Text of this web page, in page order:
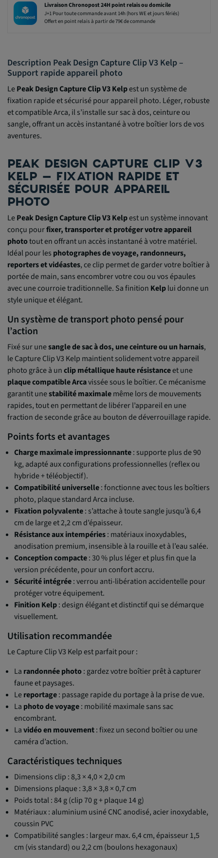
Livraison Chronopost 24H point relais ou domicile
J+1 Pour toute commande avant 14h (hors WE et jours fériés)
Offert en point relais à partir de 79€ de commande
Description Peak Design Capture Clip V3 Kelp –
Support rapide appareil photo
LePeak Design Capture Clip V3 Kelpest un système de
fixation rapide et sécurisé pour appareil photo. Léger, robuste
et compatible Arca, il s’installe sur sac à dos, ceinture ou
sangle, offrant un accès instantané à votre boîtier lors de vos
aventures.
PEAK DESIGN CAPTURE CLIP V3
KELP – FIXATION RAPIDE ET
SÉCURISÉE POUR APPAREIL
PHOTO
LePeak Design Capture Clip V3 Kelpest un système innovant
conçu pourfixer, transporter et protéger votre appareil
phototout en offrant un accès instantané à votre matériel.
Idéal pour les photographes de voyage, randonneurs,
reporters et vidéastes, ce clip permet de garder votre boîtier à
portée de main, sans encombrer votre cou ou vos épaules
avec une courroie traditionnelle. Sa finition Kelplui donne un
style unique et élégant.
Un système de transport photo pensé pour
l’action
Fixé sur unesangle de sac à dos, une ceinture ou un harnais,
le Capture Clip V3 Kelp maintient solidement votre appareil
photo grâce à unclip métallique haute résistanceet une
plaque compatible Arcavissée sous le boîtier. Ce mécanisme
garantit unestabilité maximalemême lors de mouvements
rapides, tout en permettant de libérer l’appareil en une
fraction de seconde grâce au bouton de déverrouillage rapide.
Points forts et avantages
Charge maximale impressionnante: supporte plus de 90
kg, adapté aux configurations professionnelles (reflex ou
hybride + téléobjectif).
Compatibilité universelle: fonctionne avec tous les boîtiers
photo, plaque standard Arca incluse.
Fixation polyvalente: s’attache à toute sangle jusqu’à 6,4
cm de large et 2,2 cm d’épaisseur.
Résistance aux intempéries: matériaux inoxydables,
anodisation premium, insensible à la rouille et à l’eau salée.
Conception compacte: 30 % plus léger et plus fin que la
version précédente, pour un confort accru.
Sécurité intégrée: verrou anti-libération accidentelle pour
protéger votre équipement.
Finition Kelp: design élégant et distinctif qui se démarque
visuellement.
Utilisation recommandée
Le Capture Clip V3 Kelp est parfait pour :
La randonnée photo: gardez votre boîtier prêt à capturer
faune et paysages.
Lereportage: passage rapide du portage à la prise de vue.
La photo de voyage: mobilité maximale sans sac
encombrant.
Lavidéo en mouvement: fixez un second boîtier ou une
caméra d’action.
Caractéristiques techniques
Dimensions clip : 8,3 × 4,0 × 2,0 cm
Dimensions plaque : 3,8 × 3,8 × 0,7 cm
Poids total : 84 g (clip 70 g + plaque 14 g)
Matériaux : aluminium usiné CNC anodisé, acier inoxydable,
coussin PVC
Compatibilité sangles : largeur max. 6,4 cm, épaisseur 1,5
cm (vis standard) ou 2,2 cm (boulons hexagonaux)